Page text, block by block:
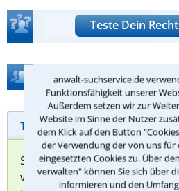
anwalt-suchservice.de
Funktionsfähigkeit unserer
Außerdem setzen wir zur
Website im Sinne der Nutzer
dem Klick auf den Button
der Verwendung der von uns für
eingesetzten Cookies zu. Über
verwalten" können Sie sich über
informieren und den
Teste Dein
Hilfe bei Ihrer
Telefonhilfe
Sie können hier Ihren Fall
werden sich spezialisierte